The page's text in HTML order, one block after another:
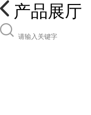
产品展厅